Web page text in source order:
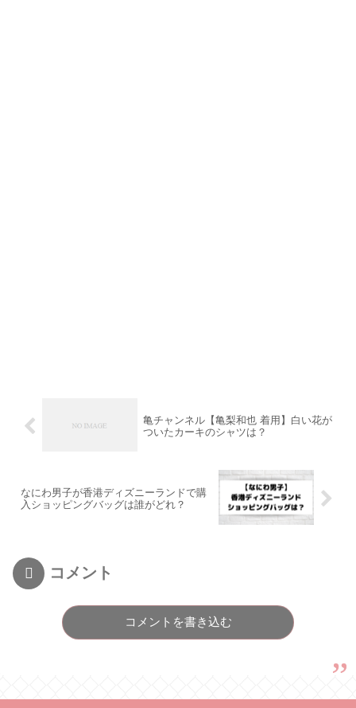
亀チャンネル【亀梨和也 着用】白い花が
ついたカーキのシャツは？
なにわ男子が香港ディズニーランドで購
入ショッピングバッグは誰がどれ？
コメント
コメントを書き込む